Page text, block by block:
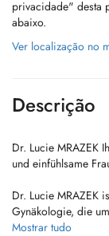
privacidade" desta
abaixo.
Ver localização no
Descrição
Dr. Lucie MRAZEK
und einfühlsame
Dr. Lucie MRAZEK
Gynäkologie, die
allen Bereichen der
Mostrar tudo